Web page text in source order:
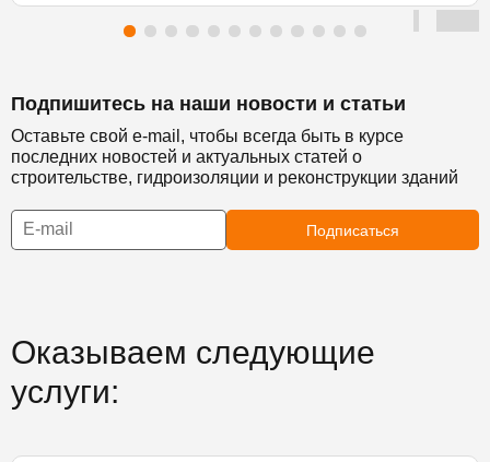
Подпишитесь на наши новости и статьи
Оставьте свой e-mail, чтобы всегда быть в курсе
последних новостей и актуальных статей о
строительстве, гидроизоляции и реконструкции зданий
Подписаться
Оказываем следующие
услуги: